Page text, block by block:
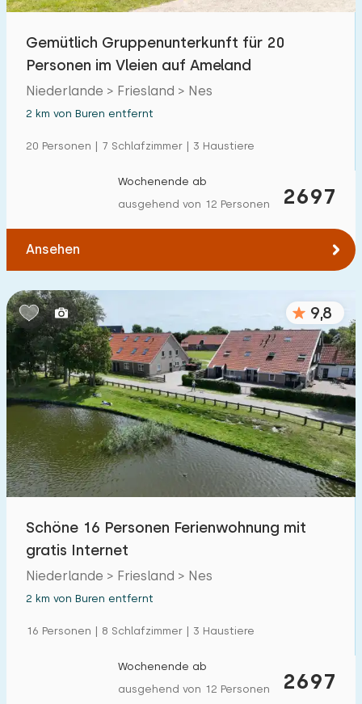
Freibad
Kinderanimation
Kindereinrichtungen im Park
Zugänglichkeit
Rollstuhlgerecht
Gemütlich Gruppenunterkunft für 20
Personen im Vleien auf Ameland
Niederlande > Friesland > Nes
2 km von Buren entfernt
20 Personen | 7 Schlafzimmer | 3 Haustiere
2697
Wochenende ab
ausgehend von 12 Personen
Ansehen
9,8
Schöne 16 Personen Ferienwohnung mit
gratis Internet
Niederlande > Friesland > Nes
2 km von Buren entfernt
16 Personen | 8 Schlafzimmer | 3 Haustiere
2697
Wochenende ab
ausgehend von 12 Personen